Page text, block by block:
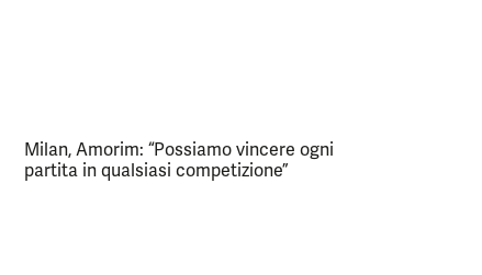
Milan, Amorim: “Possiamo vincere ogni
partita in qualsiasi competizione”